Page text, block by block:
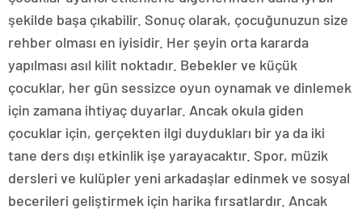
şekilde başa çıkabilir. Sonuç olarak, çocuğunuzun size
rehber olması en iyisidir. Her şeyin orta kararda
yapılması asıl kilit noktadır. Bebekler ve küçük
çocuklar, her gün sessizce oyun oynamak ve dinlemek
için zamana ihtiyaç duyarlar. Ancak okula giden
çocuklar için, gerçekten ilgi duydukları bir ya da iki
tane ders dışı etkinlik işe yarayacaktır. Spor, müzik
dersleri ve kulüpler yeni arkadaşlar edinmek ve sosyal
becerileri geliştirmek için harika fırsatlardır. Ancak